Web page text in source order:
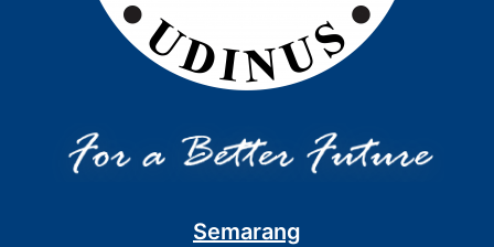
Semarang